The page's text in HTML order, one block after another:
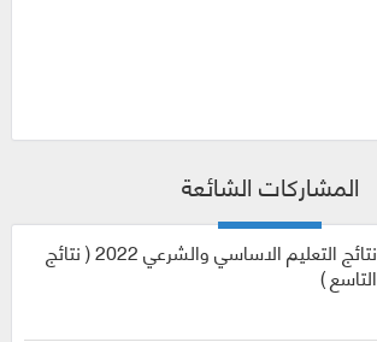
المشاركات الشائعة
نتائج التعليم الاساسي والشرعي 2022 ( نتائج
التاسع )